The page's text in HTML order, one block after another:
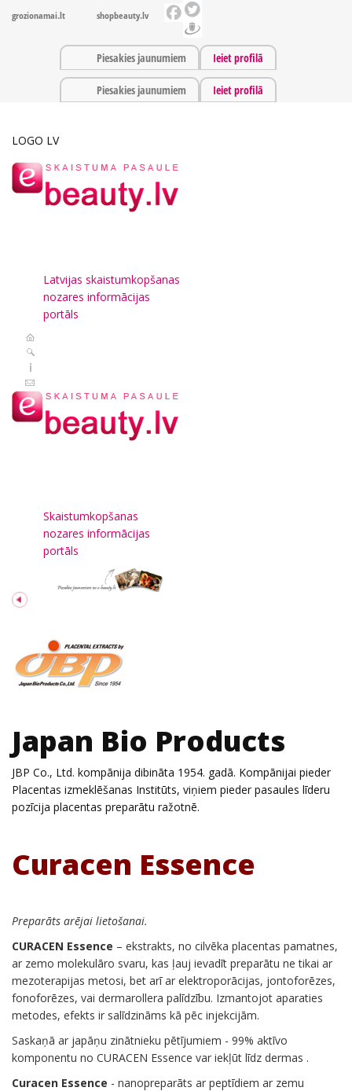
grozionamai.lt shopbeauty.lv
Piesakies jaunumiem Ieiet profilā
Piesakies jaunumiem Ieiet profilā
LOGO LV
Latvijas skaistumkopšanas
nozares informācijas
portāls
Skaistumkopšanas
nozares informācijas
portāls
Japan Bio Products
JBP Co., Ltd. kompānija dibināta 1954. gadā. Kompānijai pieder
Placentas izmeklēšanas Institūts, viņiem pieder pasaules līderu
pozīcija placentas preparātu ražotnē.
Curacen Essence
Preparāts arējai lietošanai.
CURACEN Essence – ekstrakts, no cilvēka placentas pamatnes,
ar zemo molekulāro svaru, kas ļauj ievadīt preparātu ne tikai ar
mezoterapijas metosi, bet arī ar elektroporācijas, jontoforēzes,
fonoforēzes, vai dermarollera palīdzību. Izmantojot aparaties
metodes, efekts ir salīdzināms kā pēc injekcijām.
Saskaņā ar japāņu zinātnieku pētījumiem - 99% aktīvo
komponentu no CURACEN Essence var iekļūt līdz dermas .
Curacen Essence - nanopreparāts ar peptīdiem ar zemu